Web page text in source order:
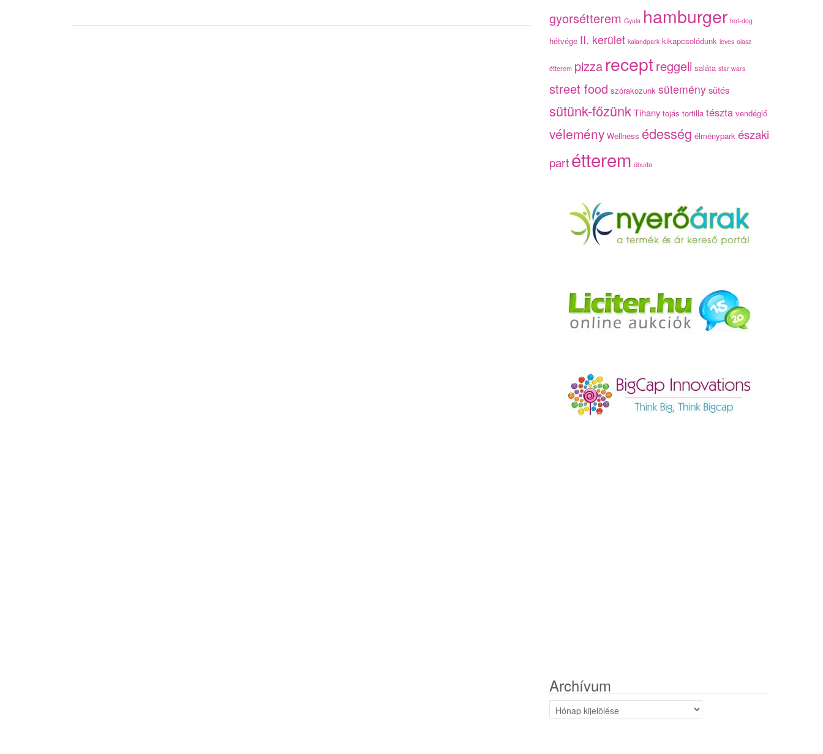
gyorsétterem Gyula hamburger hot-dog
hétvége II. kerület kalandpark kikapcsolódunk leves olasz
étterem pizza receptreggeli saláta star wars
street food szórakozunk süteménysütés
sütünk-főzünk Tihany tojás tortilla tészta vendéglő
vélemény Wellness édesség élménypark északi
partétterem óbuda
Archívum
Archívum